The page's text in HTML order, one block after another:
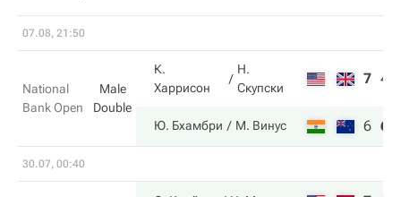
07.08, 21:50
National
Bank Open
Male
Double
К.
Харрисон
Н.
Скупски
7 4
Ю. Бхамбри М. Винус 6 6
30.07, 00:40